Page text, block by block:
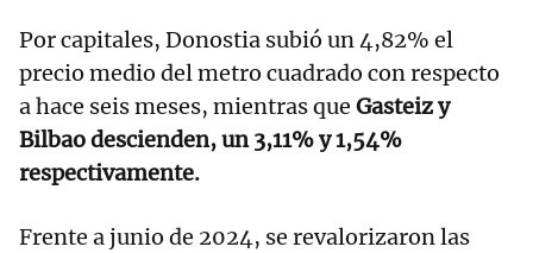
Por capitales, Donostia subió un 4,82% el
precio medio del metro cuadrado con respecto
a hace seis meses, mientras que Gasteiz y
Bilbao descienden, un 3,11% y 1,54%
respectivamente.
Frente a junio de 2024, se revalorizaron las